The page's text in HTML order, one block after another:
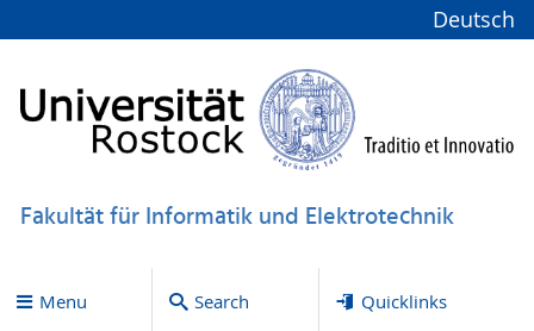
Deutsch
Fakultät für Informatik und Elektrotechnik
Menu Search Quicklinks